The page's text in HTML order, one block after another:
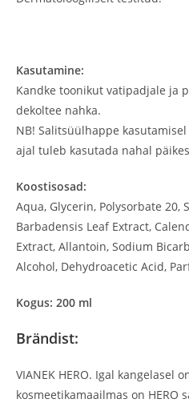
Kasutamine:
Kandke toonikut vatipadjale ja
dekoltee nahka.
NB! Salitsüülhappe
ajal tuleb kasutada nahal
Koostisosad:
Aqua, Glycerin, Polysorbate 20,
Barbadensis Leaf Extract,
Extract, Allantoin, Sodium
Alcohol, Dehydroacetic Acid,
Kogus: 200 ml
Brändist:
VIANEK HERO. Igal kangelasel
kosmeetikamaailmas on HERO